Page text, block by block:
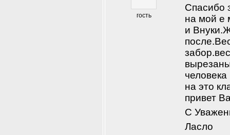
гость
Спасибо
на мой е
и
на это
привет
С
Ласло